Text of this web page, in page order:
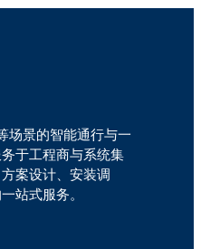
场景的智能通行与一
于工程商与系统集
案设计、安装调
站式服务。